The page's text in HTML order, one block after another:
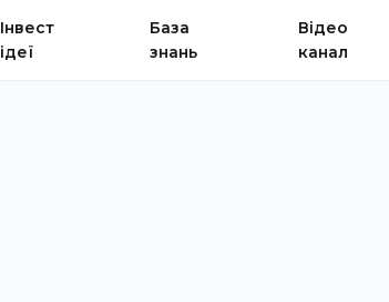
Інвест
ідеї
База
знань
Відео
канал